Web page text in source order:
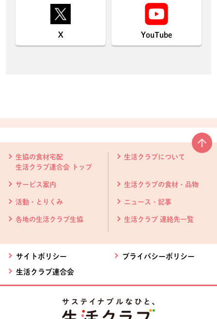
X YouTube
生協の食材宅配
生活クラブ連合会 トップ
生活クラブについて
サービス案内 生活クラブの食材・品物
活動・とりくみ ニュース・記事
各地の生活クラブ生協 生活クラブ 連絡先一覧
サイトポリシー プライバシーポリシー
生活クラブ連合会